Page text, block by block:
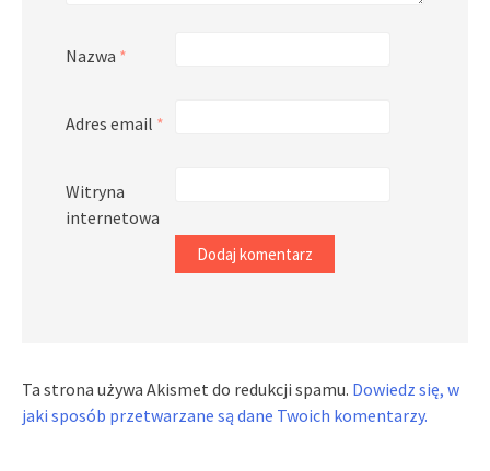
Nazwa *
Adres email *
Witryna
internetowa
Ta strona używa Akismet do redukcji spamu. Dowiedz się, w
jaki sposób przetwarzane są dane Twoich komentarzy.